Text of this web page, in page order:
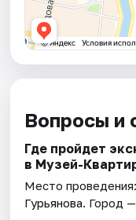
Вопросы и
Где пройдет
в Музей-
Место проведения:
Гурьянова. Город